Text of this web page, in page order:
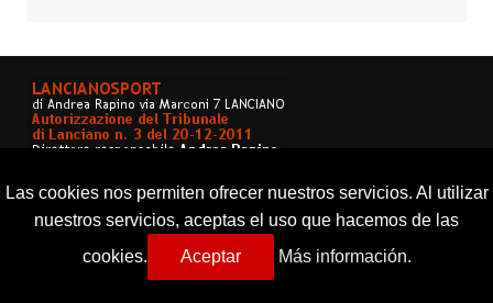
Copyright © 2026 Lancianosport. Tutti i diritti riservati.
Las cookies nos permiten ofrecer nuestros servicios. Al utilizar
nuestros servicios, aceptas el uso que hacemos de las
cookies.
Aceptar Más información.